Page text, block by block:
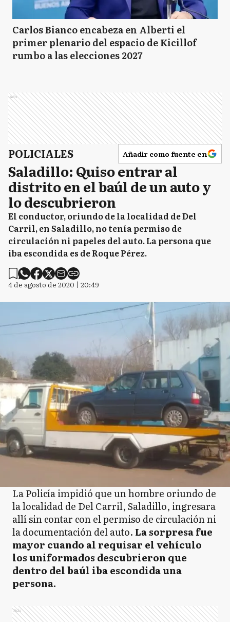
Carlos Bianco encabeza en Alberti el
primer plenario del espacio de Kicillof
rumbo a las elecciones 2027
Ads
POLICIALES Añadir como fuente en
Saladillo: Quiso entrar al
distrito en el baúl de un auto y
lo descubrieron
El conductor, oriundo de la localidad de Del
Carril, en Saladillo, no tenía permiso de
circulación ni papeles del auto. La persona que
iba escondida es de Roque Pérez.
4 de agosto de 2020 | 20:49
La Policía impidió que un hombre oriundo de
la localidad de Del Carril, Saladillo, ingresara
allí sin contar con el permiso de circulación ni
la documentación del auto. La sorpresa fue
mayor cuando al requisar el vehículo
los uniformados descubrieron que
dentro del baúl iba escondida una
persona.
Ads